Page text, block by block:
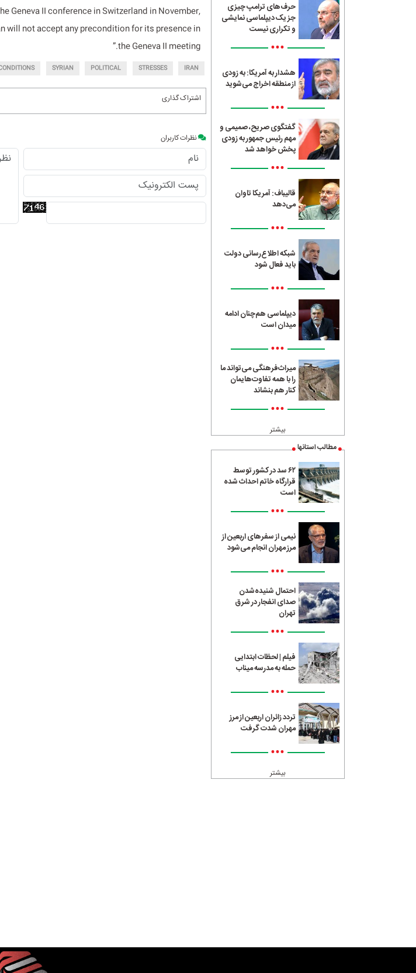
حرف‌های ترامپ چیزی
جز یک دیپلماسی نمایشی
و تکراری نیست
•••
هشدار به آمریکا: به زودی
از منطقه اخراج می‌شوید
•••
گفتگوی صریح، صمیمی و
مهم رئیس جمهور به زودی
پخش خواهد شد
•••
قالیباف: آمریکا تاوان
می‌دهد
•••
شبکه اطلاع‌رسانی دولت
باید فعال شود
•••
دیپلماسی هم‌چنان ادامه
میدان است
•••
میراث‌فرهنگی می‌تواند ما
را با همه تفاوت‌هایمان
کنار هم بنشاند
•••
بیشتر
مطالب استانها
۶۲ سد در کشور توسط
قرارگاه خاتم احداث شده
است
•••
نیمی از سفرهای اربعین از
مرز مهران انجام می‌شود
•••
احتمال شنیده‌شدن
صدای انفجار در شرق
تهران
•••
فیلم | لحظات ابتدایی
حمله به مدرسه میناب
•••
تردد زائران اربعین از مرز
مهران شدت گرفت
•••
بیشتر
Geneva II conference in Switzerland in November,
will not accept any precondition for its presence in
the Geneva II meeting.”
IRAN
STRESSES
POLITICAL
SYRIAN
اشتراک گذاری
نظرات کاربران